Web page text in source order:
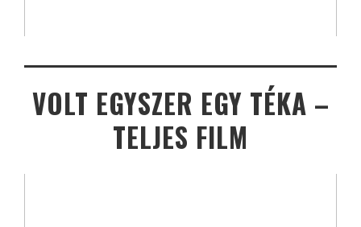
VOLT EGYSZER EGY TÉKA –
TELJES FILM